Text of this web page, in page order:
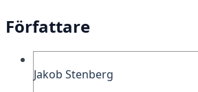
Författare
Jakob Stenberg